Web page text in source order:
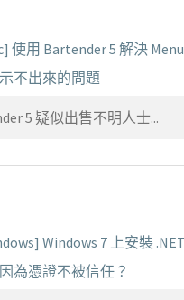
使用 Bartender 5 解決
不出來的問題
5 疑似出售不明人士...
Windows 7 上安裝
為憑證不被信任？